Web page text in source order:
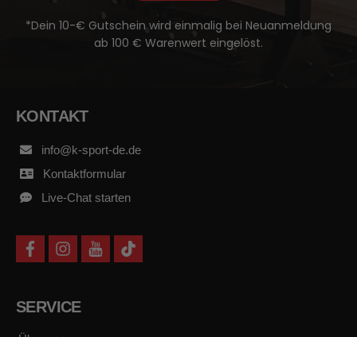
*Dein 10-€ Gutschein wird einmalig bei Neuanmeldung
ab 100 € Warenwert eingelöst.
KONTAKT
info@k-sport-de.de
Kontaktformular
Live-Chat starten
f
a
b
o
k
i
n
a
g
y
o
t
i
SERVICE